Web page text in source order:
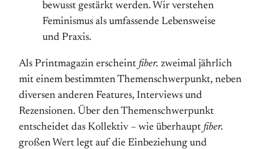
bewusst gestärkt werden. Wir verstehen
Feminismus als umfassende Lebensweise
und Praxis.
Als Printmagazin erscheint fiber. zweimal jährlich
mit einem bestimmten Themenschwerpunkt, neben
diversen anderen Features, Interviews und
Rezensionen. Über den Themenschwerpunkt
entscheidet das Kollektiv – wie überhaupt fiber.
großen Wert legt auf die Einbeziehung und